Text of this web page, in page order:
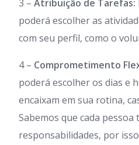
3 – Atribuição de Tarefas:
poderá escolher as
com seu perfil, como o
4 – Comprometimento
poderá escolher os dias e
encaixam em sua rotina,
Sabemos que cada pessoa
responsabilidades, por